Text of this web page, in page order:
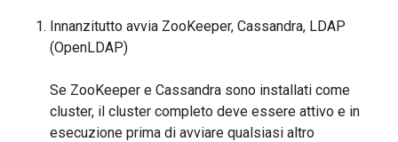
Innanzitutto avvia ZooKeeper, Cassandra, LDAP
(OpenLDAP)
Se ZooKeeper e Cassandra sono installati come
cluster, il cluster completo deve essere attivo e in
esecuzione prima di avviare qualsiasi altro